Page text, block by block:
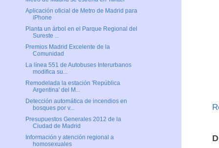
Aplicación oficial de Metro de Madrid para
iPhone
Planta un árbol en el Parque Regional del
Sureste ...
Premios Madrid Excelente de la
Comunidad
La línea 551 de Autobuses Interurbanos
modifica su...
Remodelada la estación 'República
Argentina' del M...
Detección automática de incendios en
bosques por v...
Presupuestos Generales 2012 de la
Ciudad de Madrid
Información y atención regional a
homosexuales